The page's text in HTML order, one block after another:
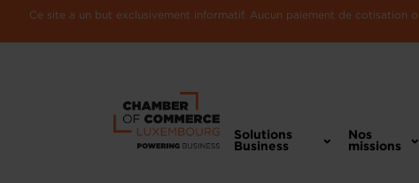
Ce site a un but exclusivement informatif. Aucun paiement de cotisation
Solutions
Business
Nos
missions